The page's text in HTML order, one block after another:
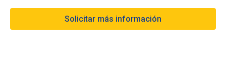
Solicitar más información